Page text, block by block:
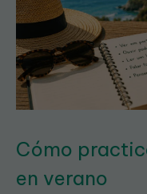
Cómo
en verano